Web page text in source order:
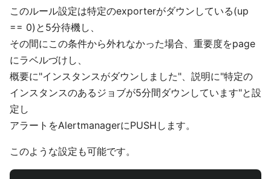
このルール設定は特定のexporterがダウンしている(up
== 0)と5分待機し、
その間にこの条件から外れなかった場合、重要度をpage
にラベルづけし、
概要に"インスタンスがダウンしました"、説明に"特定の
インスタンスのあるジョブが5分間ダウンしています"と設
定し
アラートをAlertmanagerにPUSHします。
このような設定も可能です。